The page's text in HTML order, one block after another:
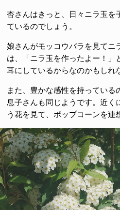
杏さんはきっと、日々ニラ玉を
ているのでしょう。
娘さんがモッコウバラを見てニ
は、「ニラ玉を作ったよー！」
耳にしているからなのかもしれ
また、豊かな感性を持っている
息子さんも同じようです。近く
う花を見て、ポップコーンを連